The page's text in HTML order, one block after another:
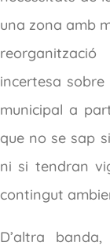
una zona amb
incertesa
municipal a
que no se sap
ni si tendran
contingut
D’altra